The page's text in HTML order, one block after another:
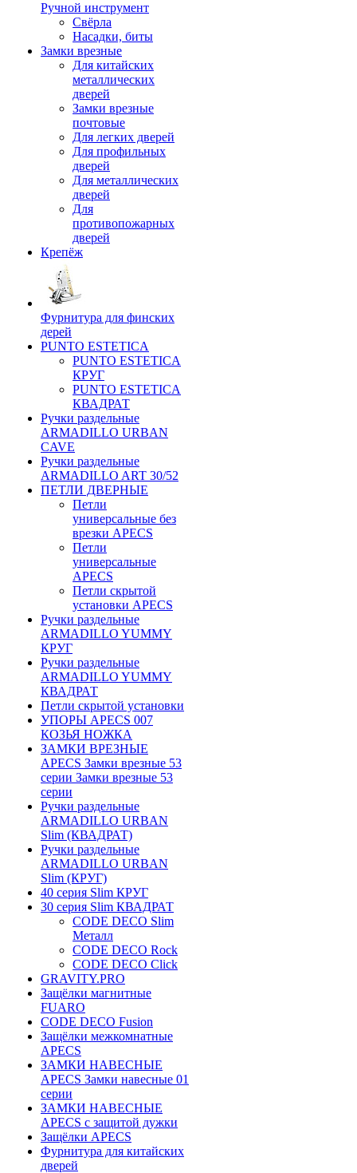
Ручной инструмент
Свёрла
Насадки, биты
Замки врезные
Для китайских
металлических
дверей
Замки врезные
почтовые
Для легких дверей
Для профильных
дверей
Для металлических
дверей
Для
противопожарных
дверей
Крепёж
Фурнитура для финских
дерей
PUNTO ESTETICA
PUNTO ESTETICA
КРУГ
PUNTO ESTETICA
КВАДРАТ
Ручки раздельные
ARMADILLO URBAN
CAVE
Ручки раздельные
ARMADILLO ART 30/52
ПЕТЛИ ДВЕРНЫЕ
Петли
универсальные без
врезки APECS
Петли
универсальные
APECS
Петли скрытой
установки APECS
Ручки раздельные
ARMADILLO YUMMY
КРУГ
Ручки раздельные
ARMADILLO YUMMY
КВАДРАТ
Петли скрытой установки
УПОРЫ APECS 007
КОЗЬЯ НОЖКА
ЗАМКИ ВРЕЗНЫЕ
APECS Замки врезные 53
серии Замки врезные 53
серии
Ручки раздельные
ARMADILLO URBAN
Slim (КВАДРАТ)
Ручки раздельные
ARMADILLO URBAN
Slim (КРУГ)
40 серия Slim КРУГ
30 серия Slim КВАДРАТ
CODE DECO Slim
Металл
CODE DECO Rock
CODE DECO Click
GRAVITY.PRO
Защёлки магнитные
FUARO
CODE DECO Fusion
Защёлки межкомнатные
APECS
ЗАМКИ НАВЕСНЫЕ
APECS Замки навесные 01
серии
ЗАМКИ НАВЕСНЫЕ
APECS с защитой дужки
Защёлки APECS
Фурнитура для китайских
дверей